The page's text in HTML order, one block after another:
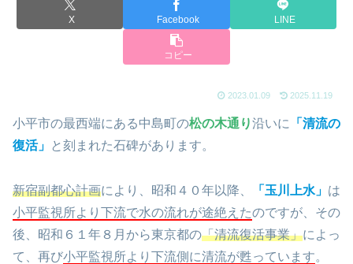
X Facebook LINE
コピー
2023.01.09 2025.11.19
小平市の最西端にある中島町の松の木通り沿いに
「清流の
復活」
と刻まれた石碑があります。
新宿副都心計画により、昭和４０年以降、 「玉川上水」 は
小平監視所より下流で水の流れが途絶えたのですが、その
後、昭和６１年８月から東京都の「清流復活事業」によっ
て、再び小平監視所より下流側に清流が甦っています。